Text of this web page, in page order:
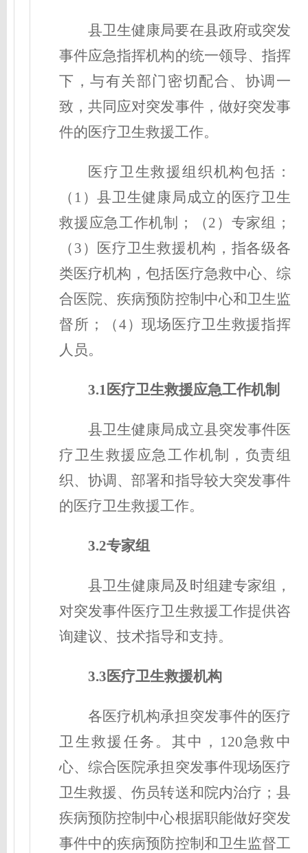
县卫生健康局要在县政府或突发
事件应急指挥机构的统一领导、指挥
下，与有关部门密切配合、协调一
致，共同应对突发事件，做好突发事
件的医疗卫生救援工作。
医疗卫生救援组织机构包括：
（1）县卫生健康局成立的医疗卫生
救援应急工作机制
；（2）专家组；
（3）医疗卫生救援机构，指各级各
类医疗机构，包括医疗急救中心、综
合医院、疾病预防控制中心和卫生监
督所；（4）现场医疗卫生救援指挥
人员。
3.1医疗卫生救援应急工作机制
县卫生健康局成立县突发事件医
疗卫生救援 应急工作机制
，负责组
织、协调、部署和指导较大突发事件
的医疗卫生救援工作。
3.2专家组
县卫生健康局及时组建专家组，
对突发事件医疗卫生救援工作提供咨
询建议、技术指导和支持。
3.3医疗卫生救援机构
各医疗机构承担突发事件的医疗
卫生救援任务。其中，120急救中
心、综合医院承担突发事件现场医疗
卫生救援、伤员转送和院内治疗；县
疾病预防控制中心根据职能做好突发
事件中的疾病预防控制和卫生监督工